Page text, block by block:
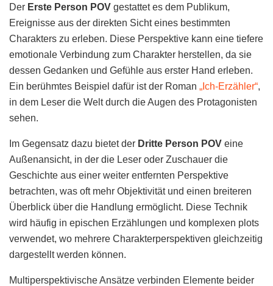
Der Erste Person POV gestattet es dem Publikum,
Ereignisse aus der direkten Sicht eines bestimmten
Charakters zu erleben. Diese Perspektive kann eine tiefere
emotionale Verbindung zum Charakter herstellen, da sie
dessen Gedanken und Gefühle aus erster Hand erleben.
Ein berühmtes Beispiel dafür ist der Roman „Ich-Erzähler“,
in dem Leser die Welt durch die Augen des Protagonisten
sehen.
Im Gegensatz dazu bietet der Dritte Person POV eine
Außenansicht, in der die Leser oder Zuschauer die
Geschichte aus einer weiter entfernten Perspektive
betrachten, was oft mehr Objektivität und einen breiteren
Überblick über die Handlung ermöglicht. Diese Technik
wird häufig in epischen Erzählungen und komplexen plots
verwendet, wo mehrere Charakterperspektiven gleichzeitig
dargestellt werden können.
Multiperspektivische Ansätze verbinden Elemente beider